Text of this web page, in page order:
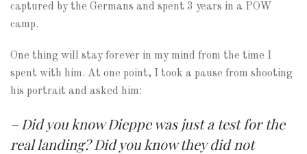
captured by the Germans and spent 3 years in a POW
camp.
One thing will stay forever in my mind from the time I
spent with him. At one point, I took a pause from shooting
his portrait and asked him:
– Did you know Dieppe was just a test for the
real landing? Did you know they did not